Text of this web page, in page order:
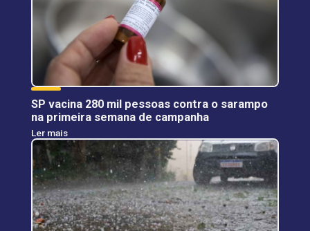
SP vacina 280 mil pessoas contra o sarampo
na primeira semana de campanha
Ler mais